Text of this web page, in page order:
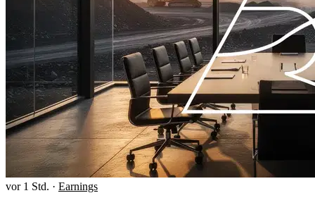
vor 1 Std. · Earnings